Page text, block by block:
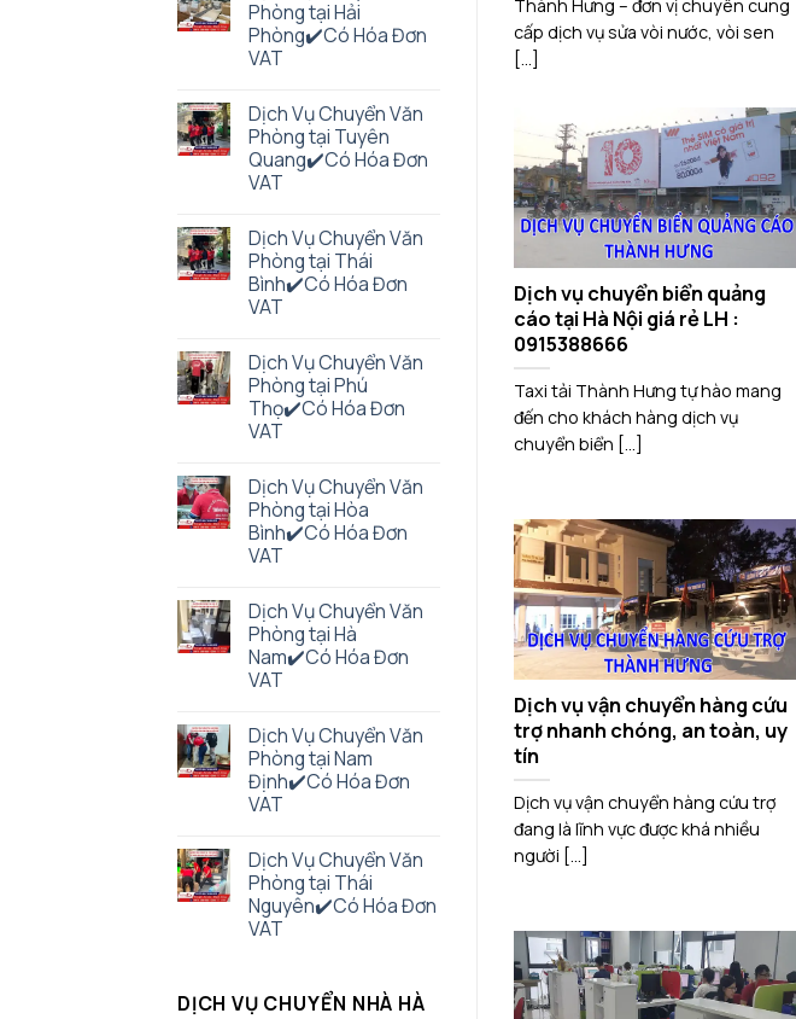
Phòng tại Hải
Phòng✔️Có Hóa Đơn
VAT
Dịch Vụ Chuyển Văn
Phòng tại Tuyên
Quang✔️Có Hóa Đơn
VAT
Dịch Vụ Chuyển Văn
Phòng tại Thái
Bình✔️Có Hóa Đơn
VAT
Dịch Vụ Chuyển Văn
Phòng tại Phú
Thọ✔️Có Hóa Đơn
VAT
Dịch Vụ Chuyển Văn
Phòng tại Hòa
Bình✔️Có Hóa Đơn
VAT
Dịch Vụ Chuyển Văn
Phòng tại Hà
Nam✔️Có Hóa Đơn
VAT
Dịch Vụ Chuyển Văn
Phòng tại Nam
Định✔️Có Hóa Đơn
VAT
Dịch Vụ Chuyển Văn
Phòng tại Thái
Nguyên✔️Có Hóa Đơn
VAT
DỊCH VỤ CHUYỂN NHÀ HÀ
Thành Hưng – đơn vị chuyên cung
cấp dịch vụ sửa vòi nước, vòi sen
[...]
Dịch vụ chuyển biển quảng
cáo tại Hà Nội giá rẻ LH :
0915388666
Taxi tải Thành Hưng tự hào mang
đến cho khách hàng dịch vụ
chuyển biển [...]
Dịch vụ vận chuyển hàng cứu
trợ nhanh chóng, an toàn, uy
tín
Dịch vụ vận chuyển hàng cứu trợ
đang là lĩnh vực được khá nhiều
người [...]